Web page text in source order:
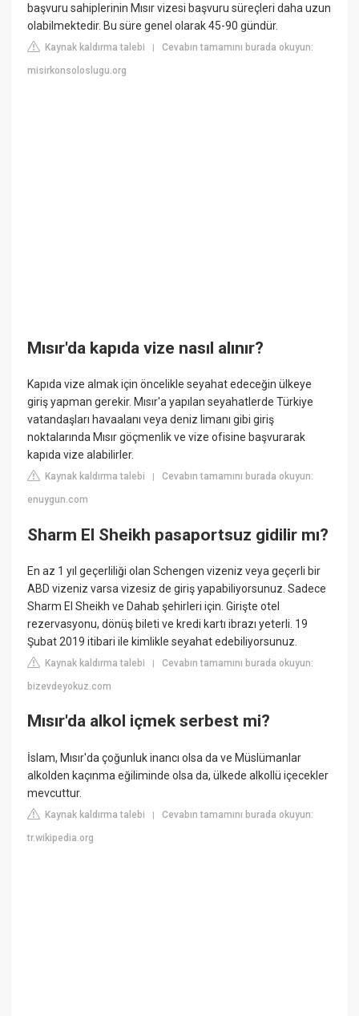
başvuru sahiplerinin Mısır vizesi başvuru süreçleri daha uzun
olabilmektedir. Bu süre genel olarak 45-90 gündür.
Kaynak kaldırma talebi |Cevabın tamamını burada okuyun:
misirkonsoloslugu.org
Mısır'da kapıda vize nasıl alınır?
Kapıda vize almak için öncelikle seyahat edeceğin ülkeye
giriş yapman gerekir. Mısır'a yapılan seyahatlerde Türkiye
vatandaşları havaalanı veya deniz limanı gibi giriş
noktalarında Mısır göçmenlik ve vize ofisine başvurarak
kapıda vize alabilirler.
Kaynak kaldırma talebi |Cevabın tamamını burada okuyun:
enuygun.com
Sharm El Sheikh pasaportsuz gidilir mı?
En az 1 yıl geçerliliği olan Schengen vizeniz veya geçerli bir
ABD vizeniz varsa vizesiz de giriş yapabiliyorsunuz. Sadece
Sharm El Sheikh ve Dahab şehirleri için. Girişte otel
rezervasyonu, dönüş bileti ve kredi kartı ibrazı yeterli. 19
Şubat 2019 itibari ile kimlikle seyahat edebiliyorsunuz.
Kaynak kaldırma talebi |Cevabın tamamını burada okuyun:
bizevdeyokuz.com
Mısır'da alkol içmek serbest mi?
İslam, Mısır'da çoğunluk inancı olsa da ve Müslümanlar
alkolden kaçınma eğiliminde olsa da, ülkede alkollü içecekler
mevcuttur.
Kaynak kaldırma talebi |Cevabın tamamını burada okuyun:
tr.wikipedia.org